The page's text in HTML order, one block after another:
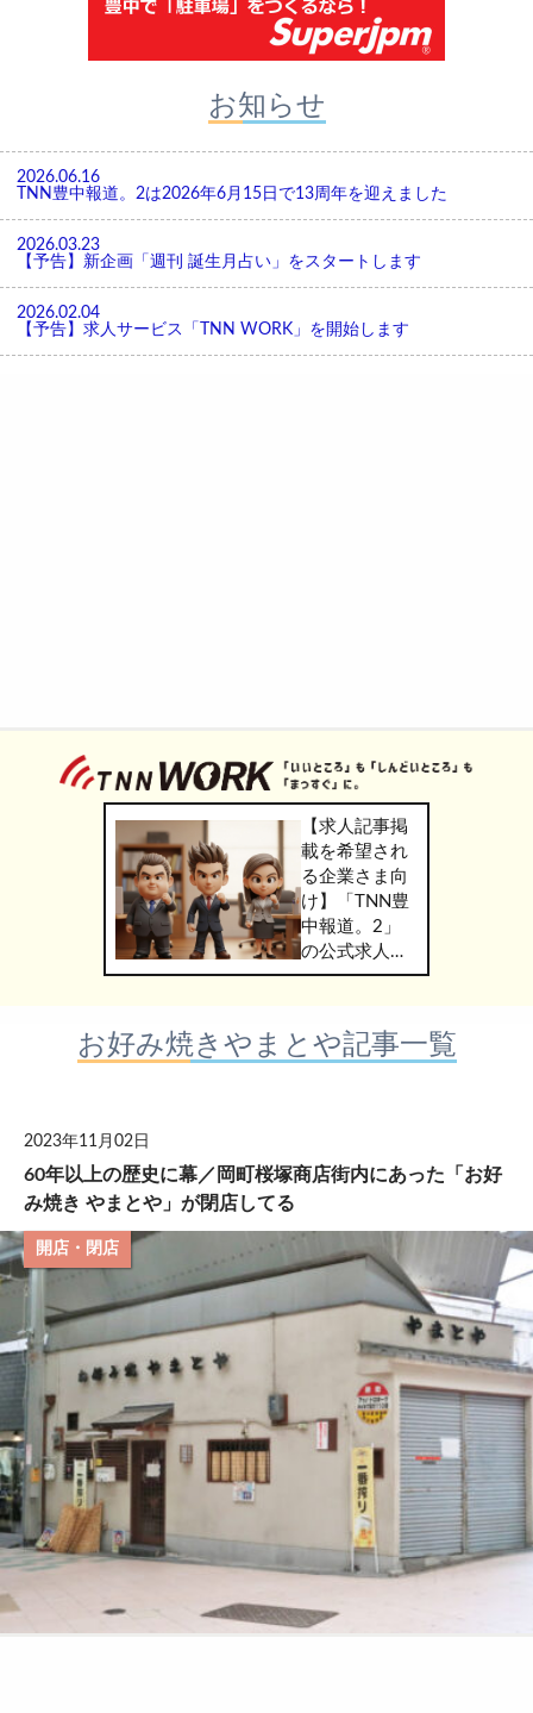
お知らせ
2026.06.16
TNN豊中報道。2は2026年6月15日で13周年を迎えました
2026.03.23
【予告】新企画「週刊 誕生月占い」をスタートします
2026.02.04
【予告】求人サービス「TNN WORK」を開始します
【求人記事掲
載を希望され
る企業さま向
け】「TNN豊
中報道。2」
の公式求人情
報サービス
WORK」のご
掲載につきま
お好み焼きやまとや記事一覧
2023年11月02日
60年以上の歴史に幕／岡町桜塚商店街内にあった「お好
み焼き やまとや」が閉店してる
開店・閉店